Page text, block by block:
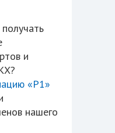
и
«Р1»
нашего